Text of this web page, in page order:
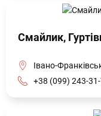
Смайлик,
Івано-
+38 (099) 243-